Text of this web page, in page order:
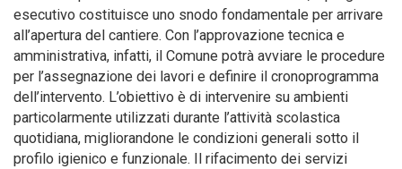
esecutivo costituisce uno snodo fondamentale per arrivare
all’apertura del cantiere. Con l’approvazione tecnica e
amministrativa, infatti, il Comune potrà avviare le procedure
per l’assegnazione dei lavori e definire il cronoprogramma
dell’intervento. L’obiettivo è di intervenire su ambienti
particolarmente utilizzati durante l’attività scolastica
quotidiana, migliorandone le condizioni generali sotto il
profilo igienico e funzionale. Il rifacimento dei servizi